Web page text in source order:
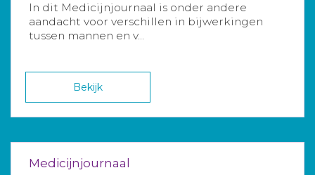
In dit Medicijnjournaal is onder andere
aandacht voor verschillen in bijwerkingen
tussen mannen en v...
Bekijk
Medicijnjournaal